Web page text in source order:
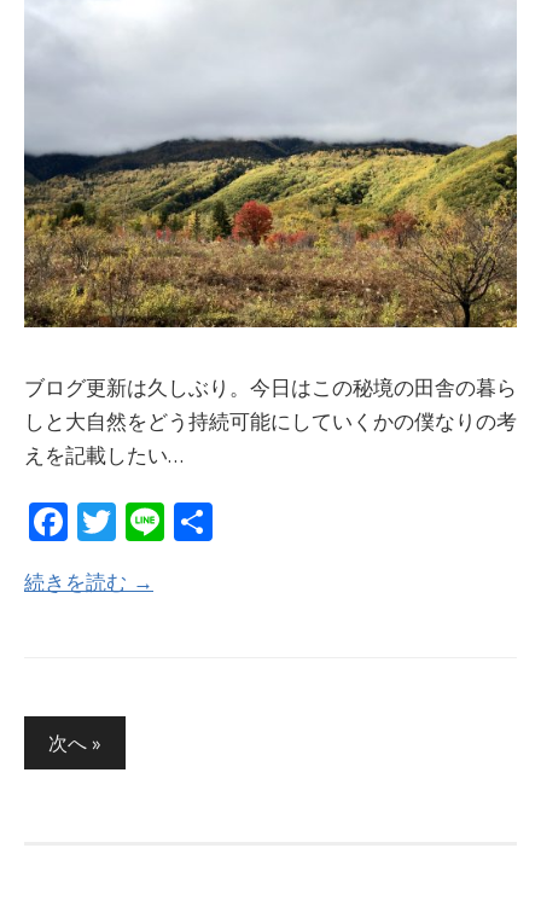
ブログ更新は久しぶり。今日はこの秘境の田舎の暮ら
しと大自然をどう持続可能にしていくかの僕なりの考
えを記載したい…
Fa
ce
b
k
T
itt
Li
続きを読む →
稿
次へ »